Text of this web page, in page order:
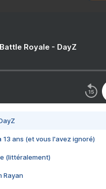
Royale - DayZ
13 ans (et vous l'avez ignoré)
(littéralement)
Rayan